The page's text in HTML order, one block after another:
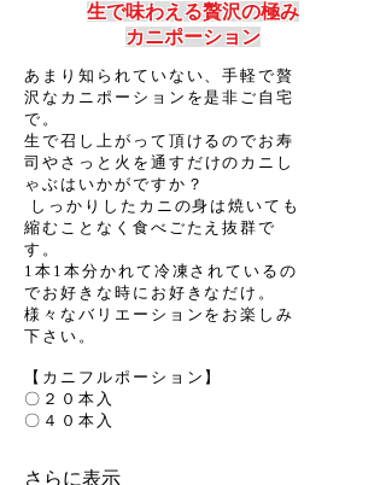
生で味わえる贅沢の極み
​カニポーション
あまり知られていない、手軽で贅
沢なカニポーションを是非ご自宅
で。
生で召し上がって頂けるのでお寿
司やさっと火を 通すだけのカニし
ゃぶはいかがですか？
しっかりしたカニの身は焼いても
縮むことなく食べごたえ抜群で
す。
1本1本分かれて冷凍されているの
でお好きな時にお好きなだけ。
様々なバリエーションをお楽しみ
下さい。
【カニフルポーション】
〇２０本入
​〇４０本入
さらに表示